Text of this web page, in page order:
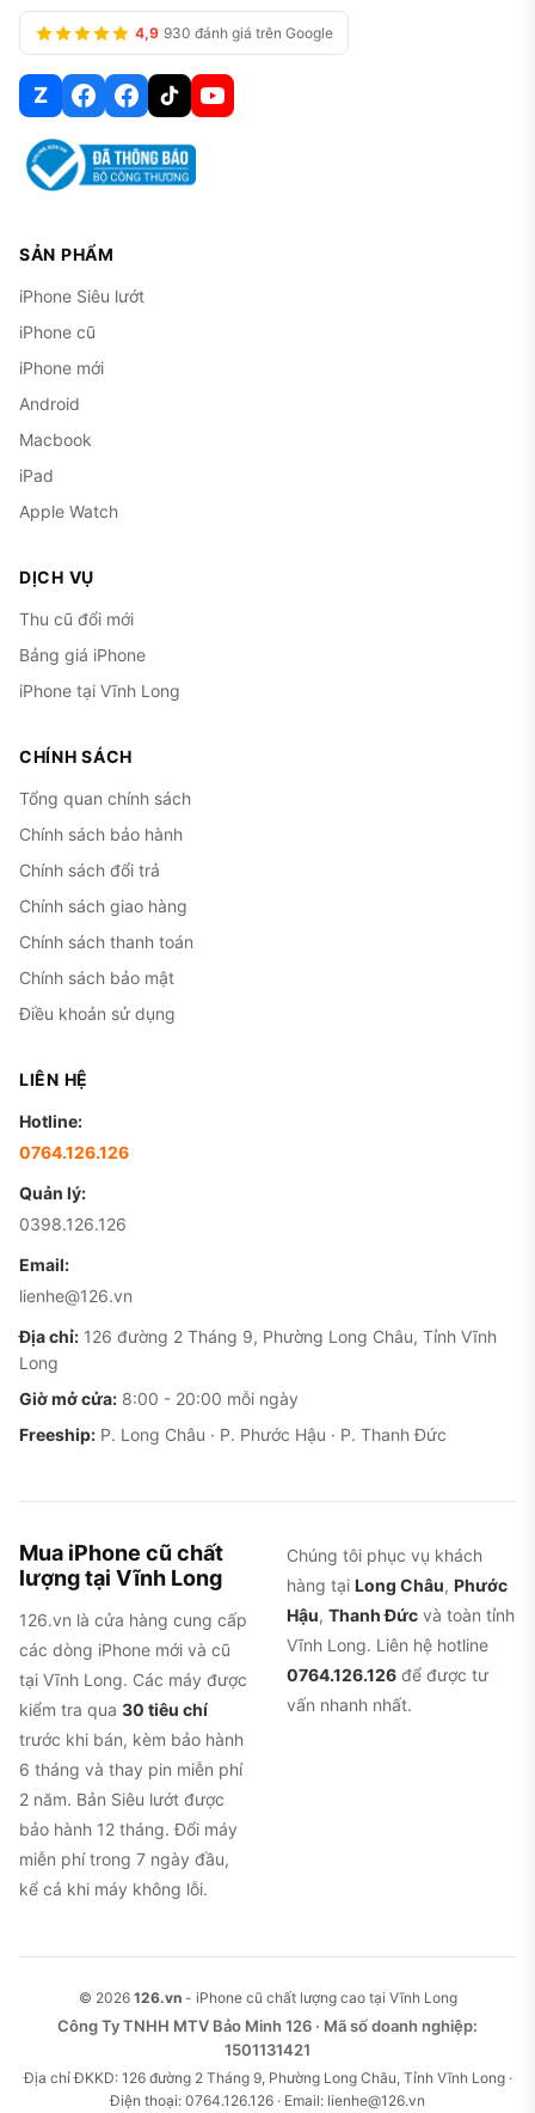
4,9 930 đánh giá trên Google
Z
SẢN PHẨM
iPhone Siêu lướt
iPhone cũ
iPhone mới
Android
Macbook
iPad
Apple Watch
DỊCH VỤ
Thu cũ đổi mới
Bảng giá iPhone
iPhone tại Vĩnh Long
CHÍNH SÁCH
Tổng quan chính sách
Chính sách bảo hành
Chính sách đổi trả
Chính sách giao hàng
Chính sách thanh toán
Chính sách bảo mật
Điều khoản sử dụng
LIÊN HỆ
Hotline:
0764.126.126
Quản lý:
0398.126.126
Email:
lienhe@126.vn
Địa chỉ: 126 đường 2 Tháng 9, Phường Long Châu, Tỉnh Vĩnh
Long
Giờ mở cửa: 8:00 - 20:00 mỗi ngày
Freeship: P. Long Châu · P. Phước Hậu · P. Thanh Đức
Mua iPhone cũ chất
lượng tại Vĩnh Long
126.vn là cửa hàng cung cấp
các dòng iPhone mới và cũ
tại Vĩnh Long. Các máy được
kiểm tra qua 30 tiêu chí
trước khi bán, kèm bảo hành
6 tháng và thay pin miễn phí
2 năm. Bản Siêu lướt được
bảo hành 12 tháng. Đổi máy
miễn phí trong 7 ngày đầu,
kể cả khi máy không lỗi.
Chúng tôi phục vụ khách
hàng tại Long Châu, Phước
Hậu, Thanh Đức và toàn tỉnh
Vĩnh Long. Liên hệ hotline
0764.126.126 để được tư
vấn nhanh nhất.
© 2026 126.vn- iPhone cũ chất lượng cao tại Vĩnh Long
Công Ty TNHH MTV Bảo Minh 126 · Mã số doanh nghiệp:
1501131421
Địa chỉ ĐKKD: 126 đường 2 Tháng 9, Phường Long Châu, Tỉnh Vĩnh Long ·
Điện thoại: 0764.126.126 · Email: lienhe@126.vn